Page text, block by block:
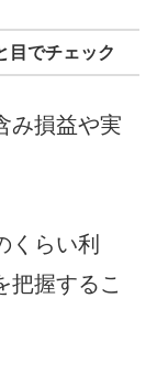
目でチェック
み損益や実
くらい利
把握するこ